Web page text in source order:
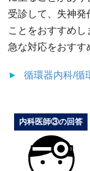
受診して、失神発
ことをおすすめ
急な対応をおすす
循環器内科/循
内科医師③の回答